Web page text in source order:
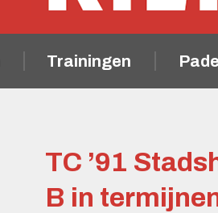
Trainingen Padel
TC ’91
B in